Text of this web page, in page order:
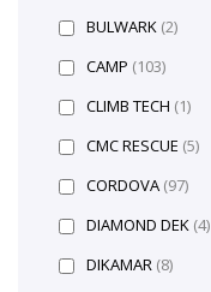
BULWARK (2)
CAMP (103)
CLIMB TECH (1)
CMC RESCUE (5)
CORDOVA (97)
DIAMOND DEK (4)
DIKAMAR (8)